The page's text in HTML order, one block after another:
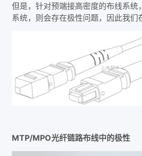
但是，针对预端接高密度的布线系统
系统，则会存在极性问题，因此我们
MTP/MPO光纤链路布线中的极性